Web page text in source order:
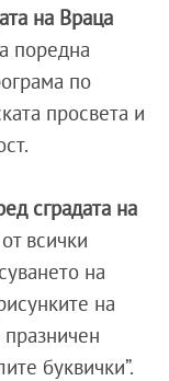
на Враца
поредна
по
просвета и
сградата на
всички
на
на
буквички”.